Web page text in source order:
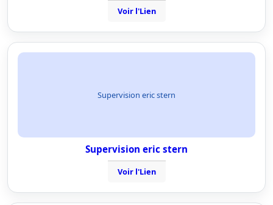
Voir l'Lien
Supervision eric stern
Supervision eric stern
Voir l'Lien